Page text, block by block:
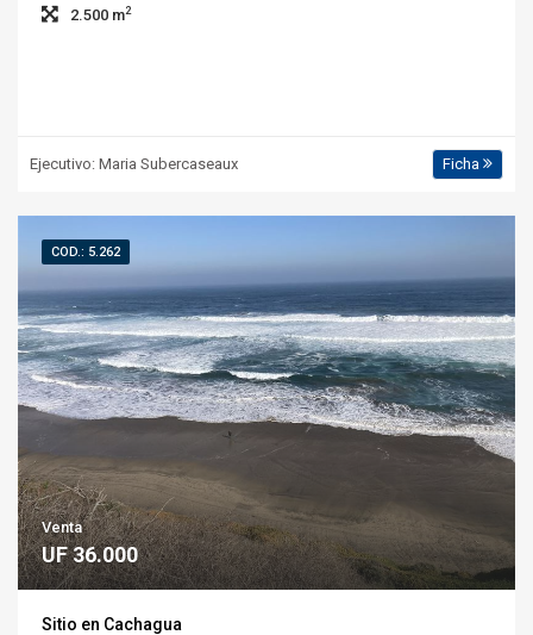
2.500 m2
Ejecutivo: Maria Subercaseaux Ficha
COD.: 5.262
Venta
UF 36.000
Sitio en Cachagua